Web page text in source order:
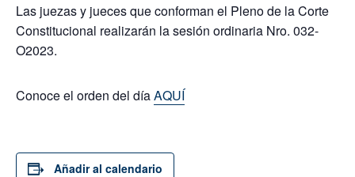
Las juezas y jueces que conforman el Pleno de la Corte
Constitucional realizarán la sesión ordinaria Nro. 032-
O2023.
Conoce el orden del díaAQUÍ
Añadir al calendario